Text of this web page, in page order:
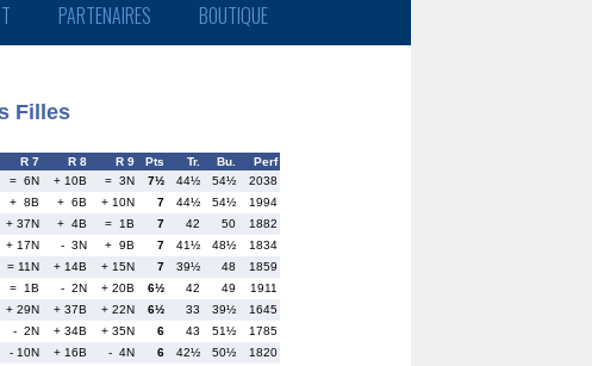
PARTENAIRES BOUTIQUE
Filles
R 7 R 8 R 9 Pts Tr. Bu.
Perf
= 6N + 10B = 3N 7½ 44½ 54½
2038
+ 8B + 6B + 10N 7 44½ 54½
1994
+ 37N + 4B = 1B 7 42 50
1882
+ 17N - 3N + 9B 7 41½ 48½
1834
= 11N + 14B + 15N 7 39½ 48
1859
= 1B - 2N + 20B 6½ 42 49
1911
+ 29N + 37B + 22N 6½ 33 39½
1645
- 2N + 34B + 35N 6 43 51½
1785
- 10N + 16B - 4N 6 42½ 50½
1820